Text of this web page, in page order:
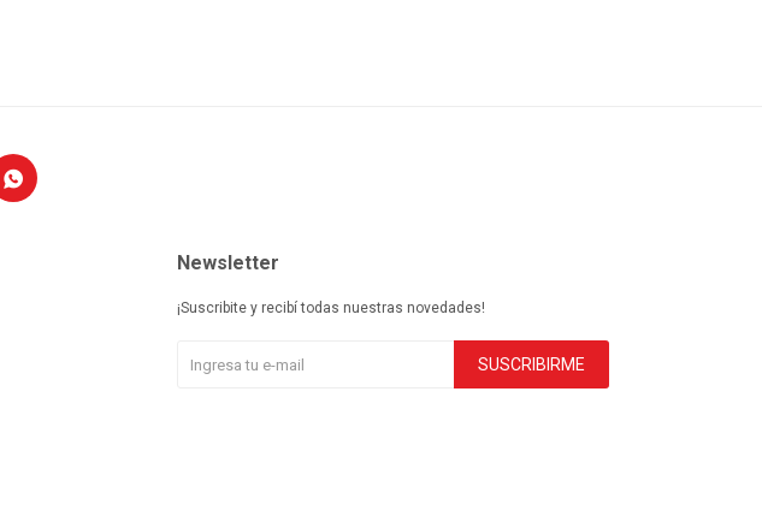

Newsletter
¡Suscribite y recibí todas nuestras novedades!
SUSCRIBIRME